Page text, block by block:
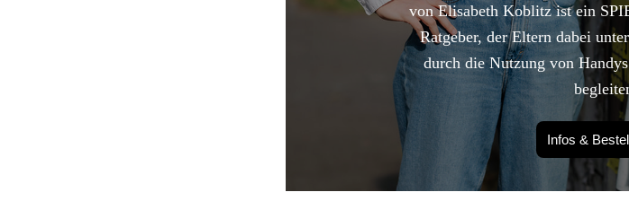
von Elisabeth Koblitz ist ein
Ratgeber, der Eltern dabei
durch die Nutzung von
Infos &